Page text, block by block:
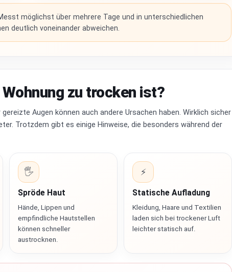
möglichst über mehrere Tage und in unterschiedlichen
deutlich voneinander abweichen.
zu trocken ist?
Augen können auch andere Ursachen haben. Wirklich sicher
Trotzdem gibt es einige Hinweise, die besonders während der
🖐️
Spröde Haut
Hände, Lippen und
empfindliche Hautstellen
können schneller
austrocknen.
⚡
Statische Aufladung
Kleidung, Haare und Textilien
laden sich bei trockener Luft
leichter statisch auf.